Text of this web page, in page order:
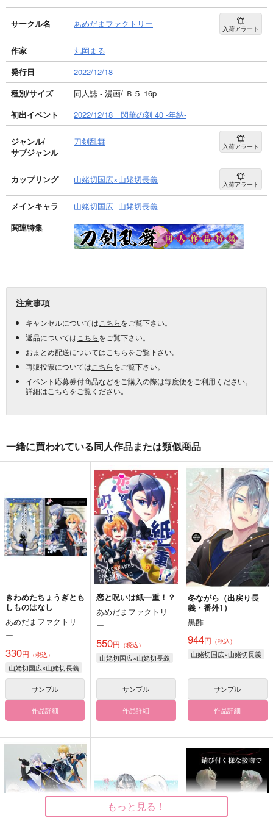
サークル名 あめだまファクトリー 入荷アラート
作家
丸岡まる
発行日
2022/12/18
種別/サイズ
同人誌 - 漫画/ Ｂ５ 16p
初出イベント
2022/12/18 閃華の刻 40 -年納-
ジャンル/
サブジャンル
刀剣乱舞 入荷アラート
カップリング 山姥切国広×山姥切長義 入荷アラート
メインキャラ 山姥切国広 山姥切長義
関連特集
注意事項
キャンセルについては こちらをご覧下さい。
返品については こちらをご覧下さい。
おまとめ配送については こちらをご覧下さい。
再販投票については こちらをご覧下さい。
イベント応募券付商品などをご購入の際は毎度便をご利用ください。
詳細は こちらをご覧ください。
一緒に買われている同人作品または類似商品
きわめたちょうぎとも
しものはなし
あめだまファクトリ
ー
330円 （税込）
山姥切国広×山姥切長義
サンプル
作品詳細
恋と呪いは紙一重！？
あめだまファクトリ
ー
550円 （税込）
山姥切国広×山姥切長義
サンプル
作品詳細
冬ながら（出戻り長
義・番外1）
黒酢
944円 （税込）
山姥切国広×山姥切長義
サンプル
作品詳細
もっと見る！